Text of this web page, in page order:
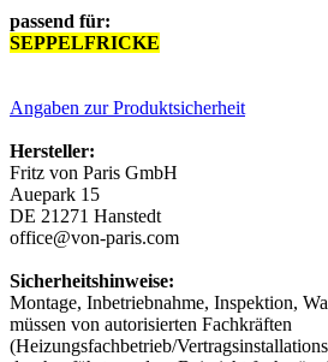
passend für:
SEPPELFRICKE
Angaben zur Produktsicherheit
Hersteller:
Fritz von Paris GmbH
Auepark 15
DE 21271 Hanstedt
office@von-paris.com
Sicherheitshinweise:
Montage, Inbetriebnahme, Inspektion,
müssen von autorisierten Fachkräften
(Heizungsfachbetrieb/